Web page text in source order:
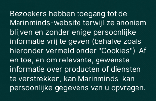
Bezoekers hebben toegang tot de
Marinminds-website terwijl ze anoniem
blijven en zonder enige persoonlijke
informatie vrij te geven (behalve zoals
hieronder vermeld onder "Cookies"). Af
en toe, en om relevante, gewenste
informatie over producten of diensten
te verstrekken, kan Marinminds kan
persoonlijke gegevens van u opvragen.